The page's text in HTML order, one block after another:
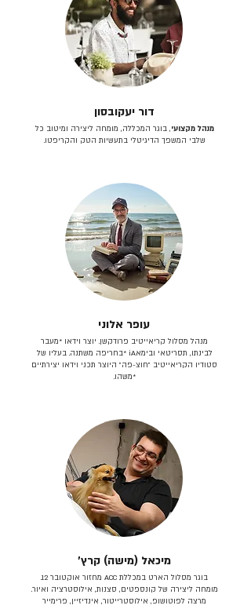
דור יעקובסון
מנהל מקצועי, בוגר המכללה, מומחה ליצירה ומיטוב כל
שלבי המשפך הדיגיטלי בתעשיות הטק והקריפטו.
עופר אלוני
מנהל מסלול קריאייטיב פרודקשן. יוצר וידאו *מעבר
לבינתו, תסריטאי וב​ימאiA‎ *בחריפה משתנה. בעליו של
סטודיו הקריאייטיב ״חוצ-פה״ היוצר תכני וידאו יצירתיים
*משהו.
מיכאל (מישה) קרץ׳
בוגר מסלול הארט במכללת ACC מחזור אוקטובר 12.
מומחה ליצירה של קונספטים, סצנות, אילוסטרציה ואיור.
מרצה לפוטושופ, אילוסטרייטור, אינדיזיין, פרימייר